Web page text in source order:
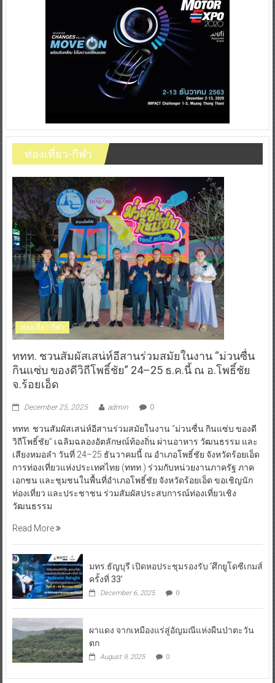
ท่องเที่ยว-กีฬา
ท่องเที่ยว-กีฬา
ททท. ชวนสัมผัสเสน่ห์อีสานร่วมสมัยในงาน “ม่วนซื่น
กินแซ่บ ของดีวิถีโพธิ์ชัย” 24–25 ธ.ค.นี้ ณ อ.โพธิ์ชัย
จ.ร้อยเอ็ด
December 25, 2025 admin 0
ททท. ชวนสัมผัสเสน่ห์อีสานร่วมสมัยในงาน “ม่วนซื่น กินแซ่บ ของดี
วิถีโพธิ์ชัย” เฉลิมฉลองอัตลักษณ์ท้องถิ่น ผ่านอาหาร วัฒนธรรม และ
เสียงหมอลำ วันที่ 24–25 ธันวาคมนี้ ณ อำเภอโพธิ์ชัย จังหวัดร้อยเอ็ด
การท่องเที่ยวแห่งประเทศไทย (ททท.) ร่วมกับหน่วยงานภาครัฐ ภาค
เอกชน และชุมชนในพื้นที่อำเภอโพธิ์ชัย จังหวัดร้อยเอ็ด ขอเชิญนัก
ท่องเที่ยว และประชาชน ร่วมสัมผัสประสบการณ์ท่องเที่ยวเชิง
วัฒนธรรม
Read More
มทร.ธัญบุรี เปิดหอประชุมรองรับ ‘ศึกยูโดซีเกมส์
ครั้งที่ 33’
December 6, 2025 0
ผาแดง จากเหมืองแร่สู่อัญมณีแห่งผืนป่าตะวัน
ตก
August 9, 2025 0